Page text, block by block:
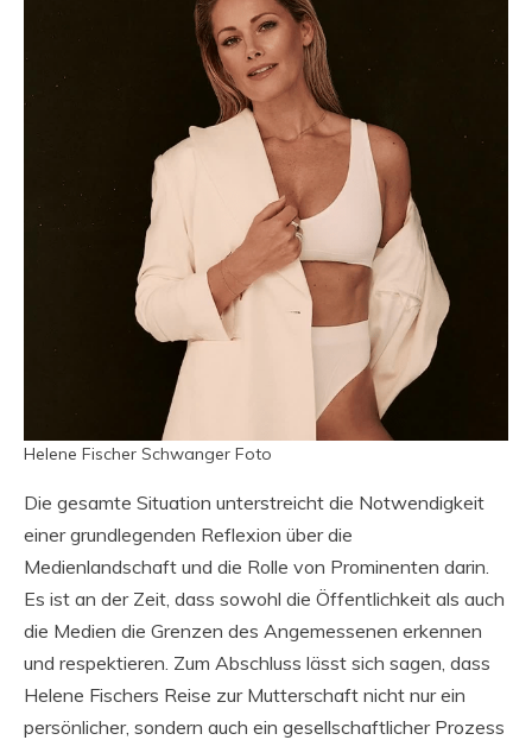
Helene Fischer Schwanger Foto
Die gesamte Situation unterstreicht die Notwendigkeit
einer grundlegenden Reflexion über die
Medienlandschaft und die Rolle von Prominenten darin.
Es ist an der Zeit, dass sowohl die Öffentlichkeit als auch
die Medien die Grenzen des Angemessenen erkennen
und respektieren. Zum Abschluss lässt sich sagen, dass
Helene Fischers Reise zur Mutterschaft nicht nur ein
persönlicher, sondern auch ein gesellschaftlicher Prozess